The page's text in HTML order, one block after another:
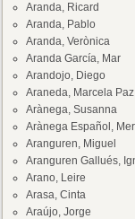
Aranda, Ricard
Aranda, Pablo
Aranda, Verònica
Aranda García, Mar
Arandojo, Diego
Araneda, Marcela Paz
Arànega, Susanna
Arànega Español,
Aranguren, Miguel
Aranguren Gallués,
Arano, Leire
Arasa, Cinta
Araújo, Jorge